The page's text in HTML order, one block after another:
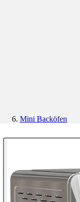
Mini Backöfen